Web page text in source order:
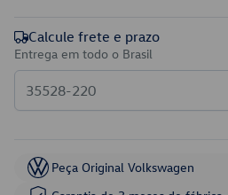
Calcule frete e prazo
Entrega em todo o Brasil
Peça Original Volkswagen